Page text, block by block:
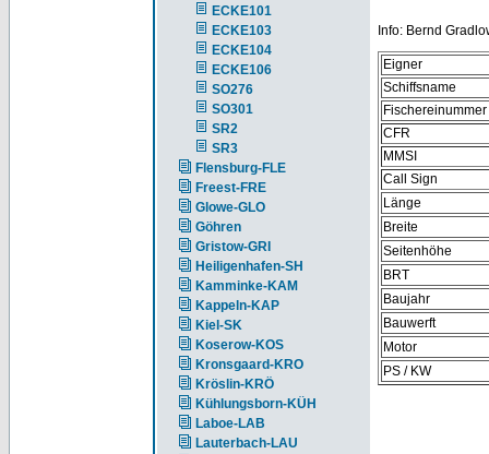
ECKE101
ECKE103
ECKE104
ECKE106
SO276
SO301
SR2
SR3
Flensburg-FLE
Freest-FRE
Glowe-GLO
Göhren
Gristow-GRI
Heiligenhafen-SH
Kamminke-KAM
Kappeln-KAP
Kiel-SK
Koserow-KOS
Kronsgaard-KRO
Kröslin-KRÖ
Kühlungsborn-KÜH
Laboe-LAB
Lauterbach-LAU
Info: Bernd
Eigner
Schiffsname
Fischereinummer
CFR
MMSI
Call Sign
Länge
Breite
Seitenhöhe
BRT
Baujahr
Bauwerft
Motor
PS / KW